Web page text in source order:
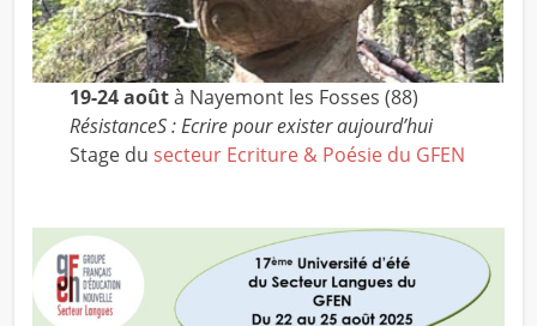
19-24 aoûtà Nayemont les Fosses (88)
RésistanceS : Ecrire pour exister aujourd’hui
Stage du secteur Ecriture & Poésie du GFEN